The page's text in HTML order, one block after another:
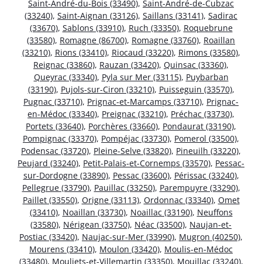
Saint-André-du-Bois (33490), Saint-André-de-Cubzac
(33240), Saint-Aignan (33126), Saillans (33141), Sadirac
(33670), Sablons (33910), Ruch (33350), Roquebrune
(33580), Romagne (86700), Romagne (33760), Roaillan
(33210), Rions (33410), Riocaud (33220), Rimons (33580),
Reignac (33860), Rauzan (33420), Quinsac (33360),
Queyrac (33340), Pyla sur Mer (33115), Puybarban
(33190), Pujols-sur-Ciron (33210), Puisseguin (33570),
Pugnac (33710), Prignac-et-Marcamps (33710), Prignac-
en-Médoc (33340), Preignac (33210), Préchac (33730),
Portets (33640), Porchères (33660), Pondaurat (33190),
Pompignac (33370), Pompéjac (33730), Pomerol (33500),
Podensac (33720), Pleine-Selve (33820), Pineuilh (33220),
Peujard (33240), Petit-Palais-et-Cornemps (33570), Pessac-
sur-Dordogne (33890), Pessac (33600), Périssac (33240),
Pellegrue (33790), Pauillac (33250), Parempuyre (33290),
Paillet (33550), Origne (33113), Ordonnac (33340), Omet
(33410), Noaillan (33730), Noaillac (33190), Neuffons
(33580), Nérigean (33750), Néac (33500), Naujan-et-
Postiac (33420), Naujac-sur-Mer (33990), Mugron (40250),
Mourens (33410), Moulon (33420), Moulis-en-Médoc
(33480), Mouliets-et-Villemartin (33350), Mouillac (33240),